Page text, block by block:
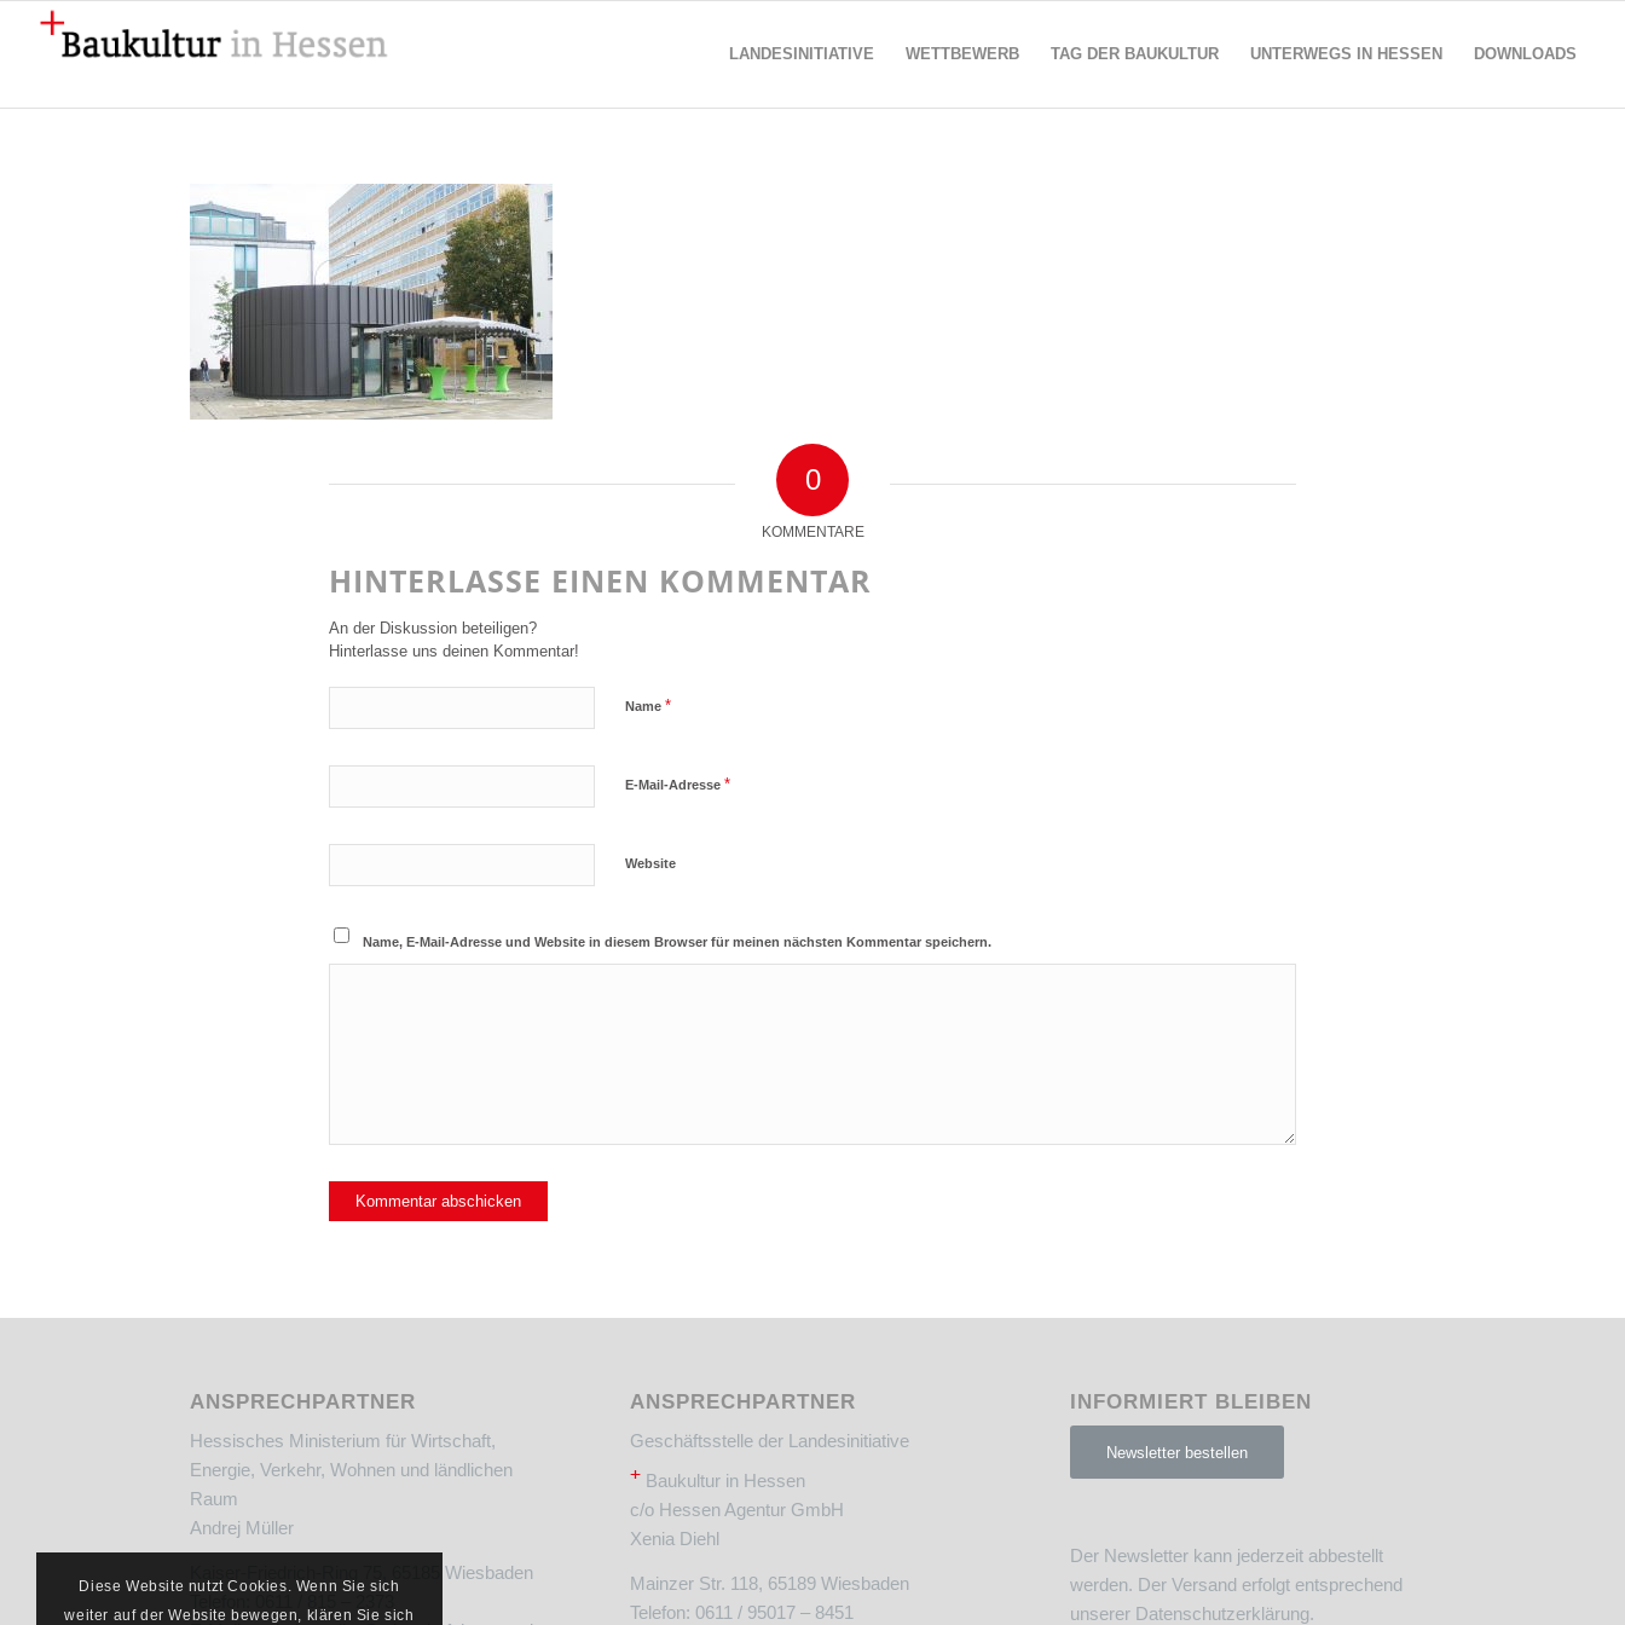
LANDESINITIATIVE WETTBEWERB TAG DER BAUKULTUR UNTERWEGS IN HESSEN DOWNLOADS
0
KOMMENTARE
HINTERLASSE EINEN KOMMENTAR
An der Diskussion beteiligen?
Hinterlasse uns deinen Kommentar!
Name *
E-Mail-Adresse *
Website
Name, E-Mail-Adresse und Website in diesem Browser für meinen nächsten Kommentar speichern.
ANSPRECHPARTNER
Hessisches Ministerium für Wirtschaft,
Energie, Verkehr, Wohnen und ländlichen
Raum
Andrej Müller
Kaiser-Friedrich-Ring 75, 65185 Wiesbaden
ANSPRECHPARTNER
Geschäftsstelle der Landesinitiative
+Baukultur in Hessen
c/o Hessen Agentur GmbH
Xenia Diehl
Mainzer Str. 118, 65189 Wiesbaden
Telefon: 0611 / 95017 – 8451
INFORMIERT BLEIBEN
Newsletter bestellen
Der Newsletter kann jederzeit abbestellt
werden. Der Versand erfolgt entsprechend
unserer Datenschutzerklärung.
Diese Website nutzt Cookies. Wenn Sie sich
weiter auf der Website bewegen, klären Sie sich